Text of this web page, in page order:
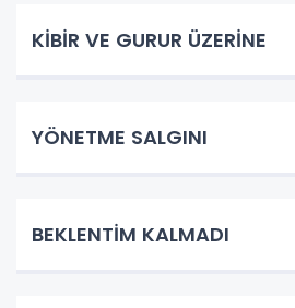
KİBİR VE GURUR ÜZERİNE
YÖNETME SALGINI
BEKLENTİM KALMADI